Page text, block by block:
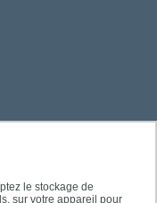
le stockage de
sur votre appareil pour